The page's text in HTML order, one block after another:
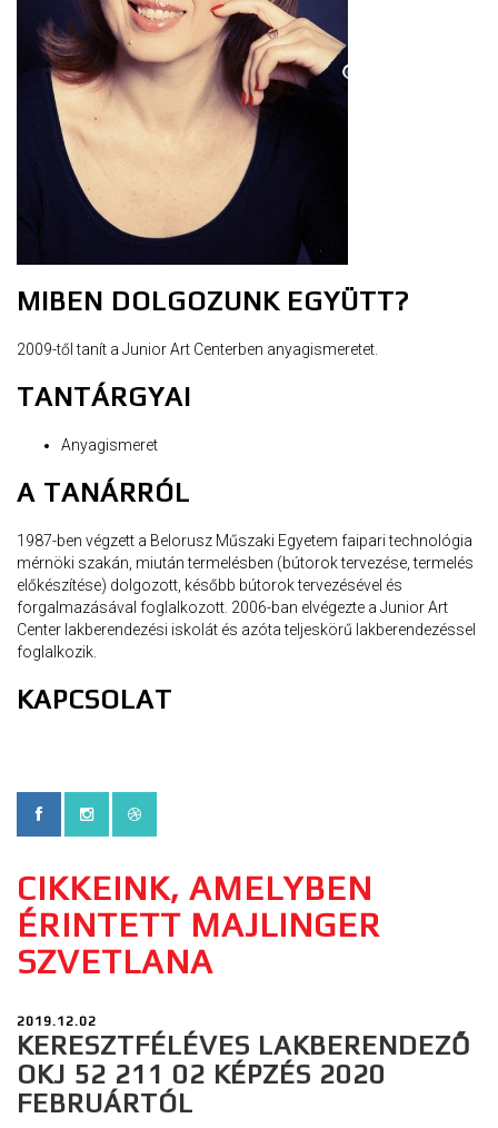
MIBEN DOLGOZUNK EGYÜTT?
2009-től tanít a Junior Art Centerben anyagismeretet.
TANTÁRGYAI
Anyagismeret
A TANÁRRÓL
1987-ben végzett a Belorusz Műszaki Egyetem faipari technológia
mérnöki szakán, miután termelésben (bútorok tervezése, termelés
előkészítése) dolgozott, később bútorok tervezésével és
forgalmazásával foglalkozott. 2006-ban elvégezte a Junior Art
Center lakberendezési iskolát és azóta teljeskörű lakberendezéssel
foglalkozik.
KAPCSOLAT
CIKKEINK, AMELYBEN
ÉRINTETT MAJLINGER
SZVETLANA
2019.12.02
KERESZTFÉLÉVES LAKBERENDEZŐ
OKJ 52 211 02 KÉPZÉS 2020
FEBRUÁRTÓL